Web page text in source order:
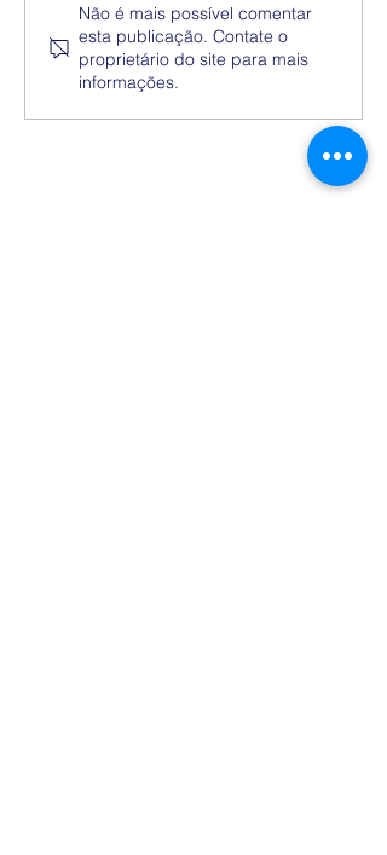
Medidas excecionais
de ação social no
Ensino Superior |
Ucrânia
Não é mais possível comentar
esta publicação. Contate o
proprietário do site para mais
informações.